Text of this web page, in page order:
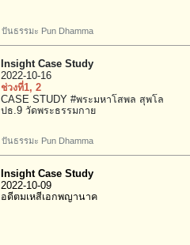
ปันธรรมะ Pun Dhamma
Insight Case Study
2022-10-16
ช่วงที่1, 2
CASE STUDY #พระมหาโสพล สุพโล
ปธ.9 วัดพระธรรมกาย
ปันธรรมะ Pun Dhamma
Insight Case Study
2022-10-09
อดีตมเหสีเอกพญานาค